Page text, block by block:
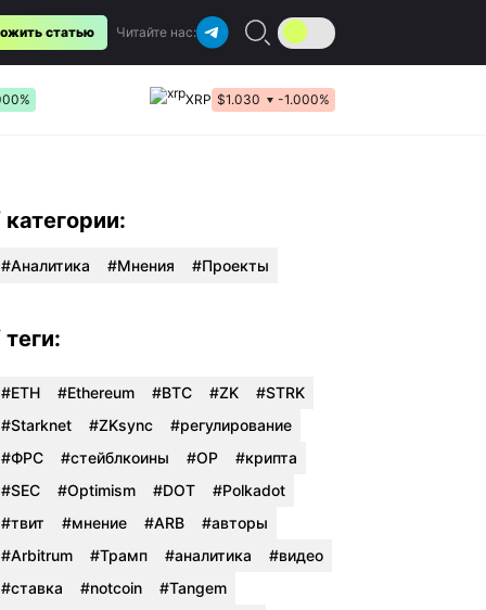
статью Читайте нас:
XRP $1.030 -1.000%
категории:
Аналитика Мнения Проекты
теги:
#ETH #Ethereum #BTC #ZK
#STRK
#Starknet
#ZKsync
#регулирование
#ФРС
#стейблкоины #OP
#крипта
#SEC
#Optimism #DOT
#Polkadot
#твит
#мнение #ARB
#авторы
#Arbitrum
#Трамп #аналитика
#видео
#ставка
#notcoin
#Tangem